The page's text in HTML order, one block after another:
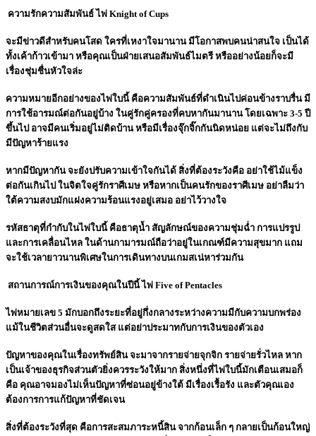
ความรักความสัมพันธ์ ไพ่ Knight of Cups
จะมีข่าวดีสำหรับคนโสด ใครที่เหงาใจมานาน มีโอกาสพบคนน่าสนใจ เป็นได้
ทั้งเค้าก้าวเข้ามา หรือคุณเป็นฝ่ายเสนอสัมพันธ์ไมตรี หรืออย่างน้อยก็จะมี
เรื่องชุ่มชื่นหัวใจล่ะ
ความหมายอีกอย่างของไพ่ใบนี้ คือความสัมพันธ์ที่ดำเนินไปค่อนข้างราบรื่น มี
การใช้อารมณ์ต่อกันอยู่บ้าง ในคู่รักคู่ครองที่คบหากันมานาน โดยเฉพาะ 3-5 ปี
ขึ้นไป อาจมีคนเริ่มอยู่ไม่ติดบ้าน หรือมีเรื่องจุ๊กจิ๊กกันนิดหน่อย แต่จะไม่ถึงกับ
มีปัญหาร้ายแรง
หากมีปัญหากัน จะยังปรับความเข้าใจกันได้ สิ่งที่ต้องระวังคือ อย่าใช้ไม้แข็ง
ต่อกันเกินไป ในจิตใจคู่รักราศีเมษ หรือหากเป็นคนรักของราศีเมษ อย่าลืมว่า
ใต้ความสงบมักแฝงความร้อนแรงอยู่เสมอ อย่าไว้วางใจ
รหัสธาตุที่กำกับในไพ่ใบนี้ คือธาตุน้ำ สัญลักษณ์ของความชุ่มฉ่ำ การแปรรูป
และการเคลื่อนไหล ในด้านกามารมณ์ถือว่าอยู่ในเกณฑ์มีความสุขมาก แถม
จะใช้เวลายาวนานพิเศษในการเดินทางบนเกมสเน่หาร่วมกัน
สถานการณ์การเงินของคุณในปีนี้ ไพ่ Five of Pentacles
ไพ่หมายเลข 5 มักบอกถึงระยะที่อยู่กึ่งกลางระหว่างความมีกับความบกพร่อง
แม้ในชีวิตส่วนอื่นจะดูสดใส แต่อย่าประมาทกับการเงินของตัวเอง
ปัญหาของคุณในเรื่องทรัพย์สิน จะมาจากรายจ่ายจุกจิก รายจ่ายรั่วไหล หาก
เป็นเจ้าของธุรกิจส่วนตัวยิ่งควรระวังให้มาก สิ่งหนึ่งที่ไพ่ใบนี้มักเตือนเสมอก็
คือ คุณอาจมองไม่เห็นปัญหาที่ซ่อนอยู่ข้างใต้ มีเรื่องเรื้อรัง และตัวคุณเอง
ต้องการการแก้ปัญหาที่ชัดเจน
สิ่งที่ต้องระวังที่สุด คือการสะสมภาระหนี้สิน จากก้อนเล็ก ๆ กลายเป็นก้อนใหญ่